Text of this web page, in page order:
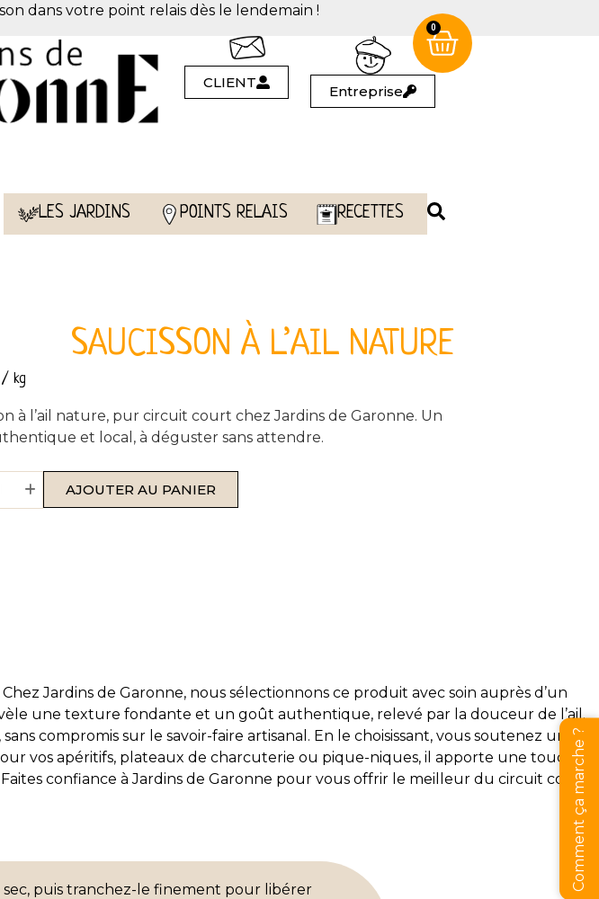
dans votre point relais dès le lendemain !
CLIENT
Entreprise
0
LES JARDINS POINTS RELAIS RECETTES
SAUCISSON À L’AIL NATURE
/ kg
à l’ail nature, pur circuit court chez Jardins de Garonne. Un
et local, à déguster sans attendre.
AJOUTER AU PANIER
Jardins de Garonne, nous sélectionnons ce produit avec soin auprès d’un
une texture fondante et un goût authentique, relevé par la douceur de l’ail.
compromis sur le savoir-faire artisanal. En le choisissant, vous soutenez une
vos apéritifs, plateaux de charcuterie ou pique-niques, il apporte une touche
confiance à Jardins de Garonne pour vous offrir le meilleur du circuit court,
puis tranchez-le finement pour libérer
Comment ça marche ?